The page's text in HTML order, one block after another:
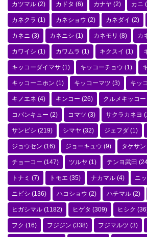
カツマル (2) カドタ (6) カナヤ (2) カニ
カネクラ (1) カネショウ (2) カネダイ (2)
カネニ (3) カネニシ (1) カネモリ (8) カ
カワイシ (1) カワムラ (1) キクスイ (1)
キッコーダイマサ (1) キッコーチョウ (1)
キッコーニホン (1) キッコーマツ (3) キッ
キノエネ (4) キンコー (26) クルメキッコー
コバンキュー (2) コマツ (3) サクラカネヨ
サンビシ (219) シマヤ (32) ジェフダ (1)
ジョウセン (16) ジョーキュウ (9) タケサン
チョーコー (147) ツルヤ (1) テンヨ武田
トナミ (7) トモエ (35) ナカマル (4) ニ
ニビシ (136) ハコショウ (2) ハチマル (2)
ヒガシマル (1182) ヒゲタ (309) ヒシク
フク (16) フジジン (338) フジマルツ (3)